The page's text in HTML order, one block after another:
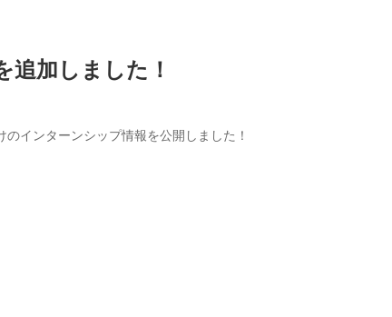
追加しました！
インターンシップ情報を公開しました！